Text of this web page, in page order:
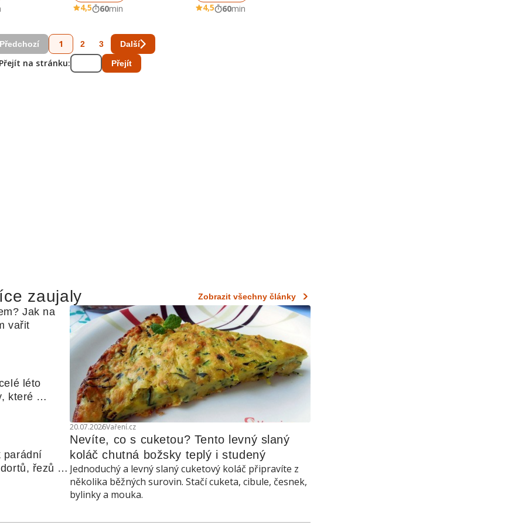
4,5 60min 4,5 60min
Předchozí 1 2 3 Další
Přejít na stránku: Přejít
zaujaly Zobrazit všechny články
20.07.2026Vaření.cz
Nevíte, co s cuketou? Tento levný slaný
koláč chutná božsky teplý i studený
Jednoduchý a levný slaný cuketový koláč připravíte z
několika běžných surovin. Stačí cuketa, cibule, česnek,
bylinky a mouka.
Jak na
vařit
léto
které
nebo
parádní
řezů a